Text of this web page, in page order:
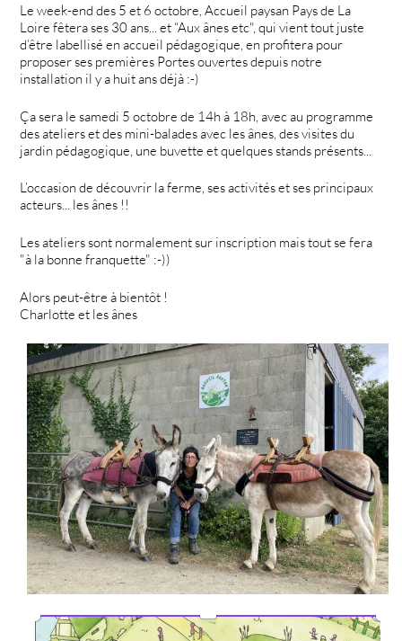
Le week-end des 5 et 6 octobre, Accueil paysan Pays de La
Loire fêtera ses 30 ans... et “Aux ânes etc", qui vient tout juste
d’être labellisé en accueil pédagogique, en profitera pour
proposer ses premières Portes ouvertes depuis notre
installation il y a huit ans déjà :-)
Ça sera le samedi 5 octobre de 14h à 18h, avec au programme
des ateliers et des mini-balades avec les ânes, des visites du
jardin pédagogique, une buvette et quelques stands présents...
L’occasion de découvrir la ferme, ses activités et ses principaux
acteurs... les ânes !!
Les ateliers sont normalement sur inscription mais tout se fera
"à la bonne franquette" :-))
Alors peut-être à bientôt !
Charlotte et les ânes